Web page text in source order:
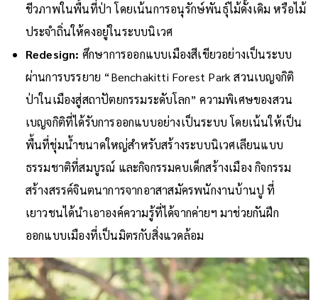
ชีวภาพในพื้นที่ป่า โดยเน้นการอนุรักษ์พันธุ์ไม้ดั้งเดิม หรือไม้
ประจำถิ่นให้คงอยู่ในระบบนิเวศ
Redesign: ศึกษาการออกแบบเมืองสีเขียวอย่างเป็นระบบ
ผ่านการบรรยาย “Benchakitti Forest Park สวนเบญจกิติ
ป่าในเมืองสู่สถาปัตยกรรมระดับโลก” ความพิเศษของสวน
เบญจกิติที่ได้รับการออกแบบอย่างเป็นระบบ โดยเน้นให้เป็น
พื้นที่ชุ่มน้ำขนาดใหญ่สำหรับสร้างระบบนิเวศเลียนแบบ
ธรรมชาติที่สมบูรณ์ และกิจกรรมคบเด็กสร้างเมือง กิจกรรม
สร้างสรรค์จินตนาการจากอาสาสมัครพนักงานบ้านปู ที่
เยาวชนได้นำเอาองค์ความรู้ที่ได้จากค่ายฯ มาช่วยกันฝึก
ออกแบบเมืองที่เป็นมิตรกับสิ่งแวดล้อม